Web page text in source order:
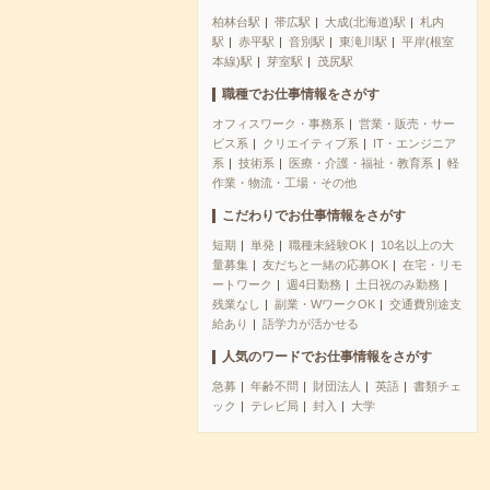
柏林台駅 帯広駅 大成(北海道)駅
札内
駅
赤平駅 音別駅 東滝川駅
平岸(根室
本線)駅
芽室駅 茂尻駅
職種でお仕事情報をさがす
オフィスワーク・事務系
営業・販売・サー
ビス系
クリエイティブ系
IT・エンジニア
系
技術系 医療・介護・福祉・教育系
軽
作業・物流・工場・その他
こだわりでお仕事情報をさがす
短期 単発 職種未経験OK
10名以上の大
量募集
友だちと一緒の応募OK
在宅・リモ
ートワーク
週4日勤務
土日祝のみ勤務
残業なし
副業・WワークOK
交通費別途支
給あり
語学力が活かせる
人気のワードでお仕事情報をさがす
急募 年齢不問 財団法人 英語
書類チェ
ック
テレビ局 封入 大学